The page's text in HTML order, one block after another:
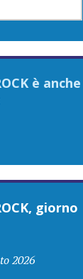
è anche
giorno
2026